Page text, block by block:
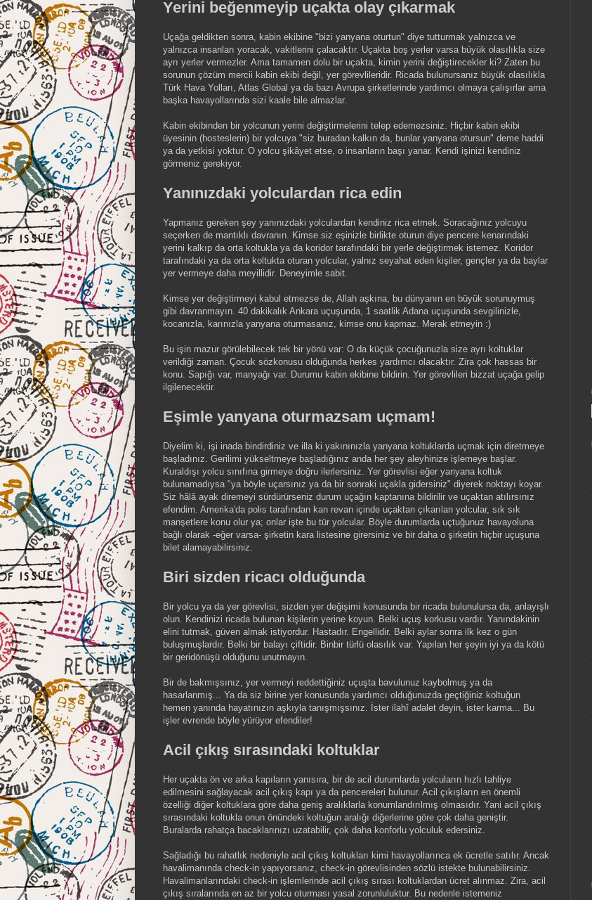
Yerini beğenmeyip uçakta olay çıkarmak
Uçağa geldikten sonra, kabin ekibine "bizi yanyana oturtun" diye tutturmak yalnızca ve
yalnızca insanları yoracak, vakitlerini çalacaktır. Uçakta boş yerler varsa büyük olasılıkla size
ayrı yerler vermezler. Ama tamamen dolu bir uçakta, kimin yerini değiştirecekler ki? Zaten bu
sorunun çözüm mercii kabin ekibi değil, yer görevlileridir. Ricada bulunursanız büyük olasılıkla
Türk Hava Yolları, Atlas Global ya da bazı Avrupa şirketlerinde yardımcı olmaya çalışırlar ama
başka havayollarında sizi kaale bile almazlar.
Kabin ekibinden bir yolcunun yerini değiştirmelerini telep edemezsiniz. Hiçbir kabin ekibi
üyesinin (hosteslerin) bir yolcuya "siz buradan kalkın da, bunlar yanyana otursun" deme haddi
ya da yetkisi yoktur. O yolcu şikâyet etse, o insanların başı yanar. Kendi işinizi kendiniz
görmeniz gerekiyor.
Yanınızdaki yolculardan rica edin
Yapmanız gereken şey yanınızdaki yolculardan kendiniz rica etmek. Soracağınız yolcuyu
seçerken de mantıklı davranın. Kimse siz eşinizle birlikte oturun diye pencere kenarındaki
yerini kalkıp da orta koltukla ya da koridor tarafındaki bir yerle değiştirmek istemez. Koridor
tarafındaki ya da orta koltukta oturan yolcular, yalnız seyahat eden kişiler, gençler ya da baylar
yer vermeye daha meyillidir. Deneyimle sabit.
Kimse yer değiştirmeyi kabul etmezse de, Allah aşkına, bu dünyanın en büyük sorunuymuş
gibi davranmayın. 40 dakikalık Ankara uçuşunda, 1 saatlik Adana uçuşunda sevgilinizle,
kocanızla, karınızla yanyana oturmasanız, kimse onu kapmaz. Merak etmeyin :)
Bu işin mazur görülebilecek tek bir yönü var: O da küçük çocuğunuzla size ayrı koltuklar
verildiği zaman. Çocuk sözkonusu olduğunda herkes yardımcı olacaktır. Zira çok hassas bir
konu. Sapığı var, manyağı var. Durumu kabin ekibine bildirin. Yer görevlileri bizzat uçağa gelip
ilgilenecektir.
Eşimle yanyana oturmazsam uçmam!
Diyelim ki, işi inada bindirdiniz ve illa ki yakınınızla yanyana koltuklarda uçmak için diretmeye
başladınız. Gerilimi yükseltmeye başladığınız anda her şey aleyhinize işlemeye başlar.
Kuraldışı yolcu sınıfına girmeye doğru ilerlersiniz. Yer görevlisi eğer yanyana koltuk
bulunamadıysa "ya böyle uçarsınız ya da bir sonraki uçakla gidersiniz" diyerek noktayı koyar.
Siz hâlâ ayak diremeyi sürdürürseniz durum uçağın kaptanına bildirilir ve uçaktan atılırsınız
efendim. Amerika'da polis tarafından kan revan içinde uçaktan çıkarılan yolcular, sık sık
manşetlere konu olur ya; onlar işte bu tür yolcular. Böyle durumlarda uçtuğunuz havayoluna
bağlı olarak -eğer varsa- şirketin kara listesine girersiniz ve bir daha o şirketin hiçbir uçuşuna
bilet alamayabilirsiniz.
Biri sizden ricacı olduğunda
Bir yolcu ya da yer görevlisi, sizden yer değişimi konusunda bir ricada bulunulursa da, anlayışlı
olun. Kendinizi ricada bulunan kişilerin yerine koyun. Belki uçuş korkusu vardır. Yanındakinin
elini tutmak, güven almak istiyordur. Hastadır. Engellidir. Belki aylar sonra ilk kez o gün
buluşmuşlardır. Belki bir balayı çiftidir. Binbir türlü olasılık var. Yapılan her şeyin iyi ya da kötü
bir geridönüşü olduğunu unutmayın.
Bir de bakmışsınız, yer vermeyi reddettiğiniz uçuşta bavulunuz kaybolmuş ya da
hasarlanmış... Ya da siz birine yer konusunda yardımcı olduğunuzda geçtiğiniz koltuğun
hemen yanında hayatınızın aşkıyla tanışmışsınız. İster ilahî adalet deyin, ister karma... Bu
işler evrende böyle yürüyor efendiler!
Acil çıkış sırasındaki koltuklar
Her uçakta ön ve arka kapıların yanısıra, bir de acil durumlarda yolcuların hızlı tahliye
edilmesini sağlayacak acil çıkış kapı ya da pencereleri bulunur. Acil çıkışların en önemli
özelliği diğer koltuklara göre daha geniş aralıklarla konumlandırılmış olmasıdır. Yani acil çıkış
sırasındaki koltukla onun önündeki koltuğun aralığı diğerlerine göre çok daha geniştir.
Buralarda rahatça bacaklarınızı uzatabilir, çok daha konforlu yolculuk edersiniz.
Sağladığı bu rahatlık nedeniyle acil çıkış koltukları kimi havayollarınca ek ücretle satılır. Ancak
havalimanında check-in yapıyorsanız, check-in görevlisinden sözlü istekte bulunabilirsiniz.
Havalimanlarındaki check-in işlemlerinde acil çıkış sırası koltuklardan ücret alınmaz. Zira, acil
çıkış sıralarında en az bir yolcu oturması yasal zorunluluktur. Bu nedenle istemeniz